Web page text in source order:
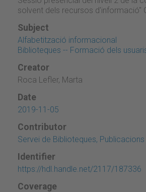
solvent dels recursos d'informació"
Subject
Alfabetització informacional
Biblioteques -- Formació dels
Creator
Roca Lefler, Marta
Date
2019-11-05
Contributor
Servei de Biblioteques, Publicacions
Identifier
https://hdl.handle.net/2117/187336
Coverage